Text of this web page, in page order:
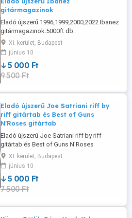
gitármagazinok
Eladó újszerű 1996,1999,2000,2022 Ibanez
gitármagazinok.5000ft db.
XI. kerület, Budapest
június 10
5 000 Ft
9 500 Ft
Eladó újszerű Joe Satriani riff by
riff gitártab és Best of Guns
N'Roses gitártab
Eladó újszerű Joe Satriani riff by riff
gitártab és Best of Guns N'Roses
gitártab.5000ft db.
XI. kerület, Budapest
június 10
5 000 Ft
7 500 Ft